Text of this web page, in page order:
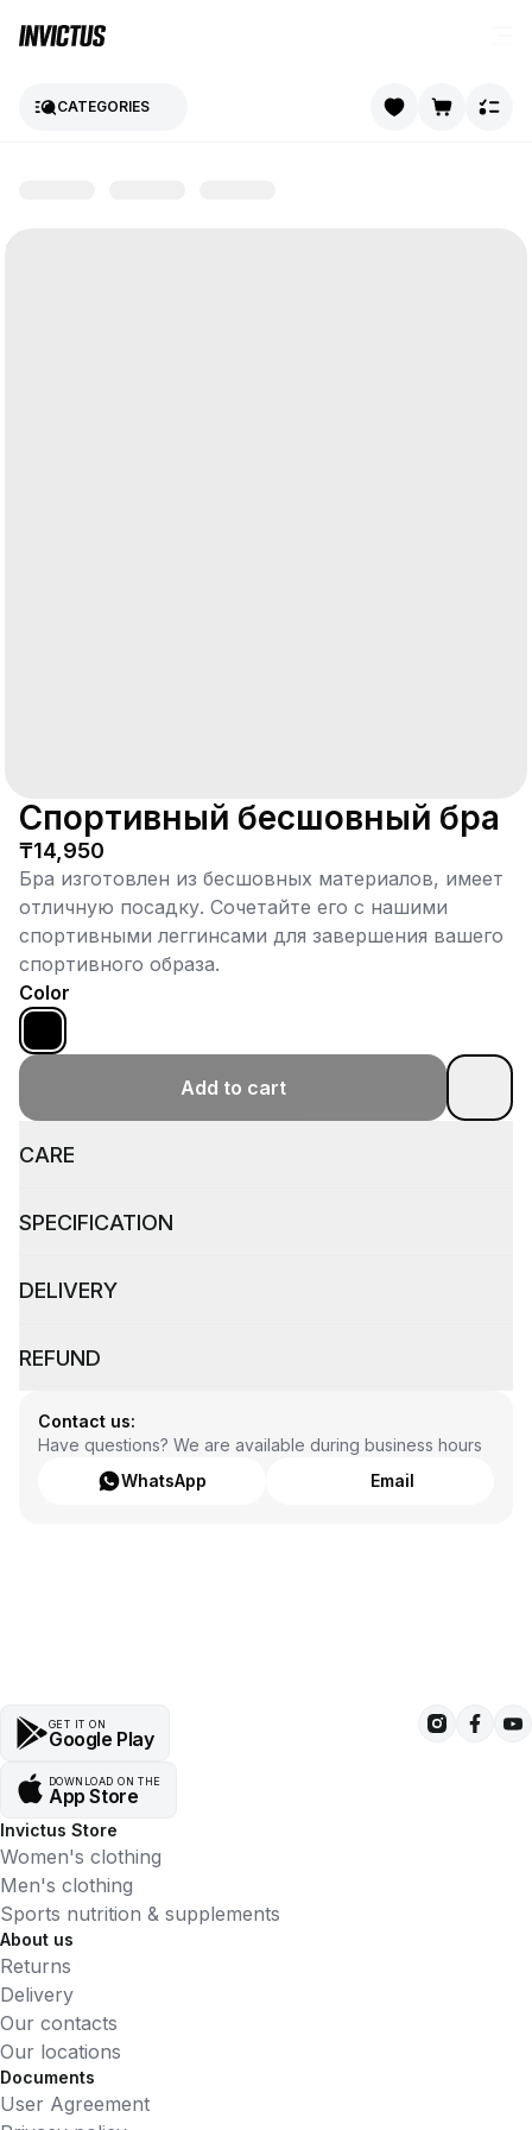
CATEGORIES
Спортивный бесшовный бра
₸14,950
Бра изготовлен из бесшовных материалов, имеет
отличную посадку. Сочетайте его с нашими
спортивными леггинсами для завершения вашего
спортивного образа.
Color
Add to cart
CARE
SPECIFICATION
DELIVERY
REFUND
Contact us:
Have questions? We are available during business hours
WhatsApp
Email
GET IT ON
Google Play
DOWNLOAD ON THE
App Store
Invictus Store
Women's clothing
Men's clothing
Sports nutrition & supplements
About us
Returns
Delivery
Our contacts
Our locations
Documents
User Agreement